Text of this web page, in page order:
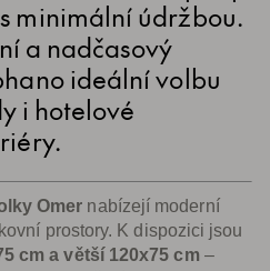
minimální údržbou.
a nadčasový
ideální volbu
i hotelové
Omer nabízejí moderní
prostory. K dispozici jsou
cm a větší 120x75 cm –